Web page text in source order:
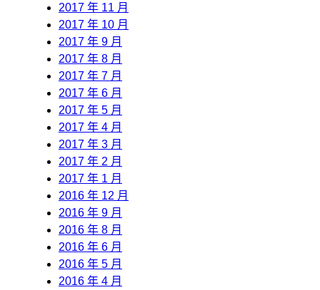
2017 年 11 月
2017 年 10 月
2017 年 9 月
2017 年 8 月
2017 年 7 月
2017 年 6 月
2017 年 5 月
2017 年 4 月
2017 年 3 月
2017 年 2 月
2017 年 1 月
2016 年 12 月
2016 年 9 月
2016 年 8 月
2016 年 6 月
2016 年 5 月
2016 年 4 月